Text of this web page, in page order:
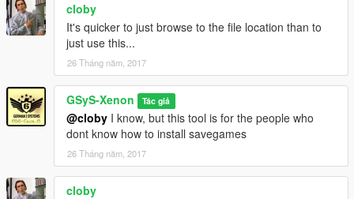
Changelog:
———————————————————————
1 Download = 1 Like?
PayPal Donation
cloby
It's quicker to just browse to the file location than to
just use this...
26 Tháng năm, 2017
GSyS-Xenon Tác giả
@cloby I know, but this tool is for the people who
dont know how to install savegames
26 Tháng năm, 2017
cloby